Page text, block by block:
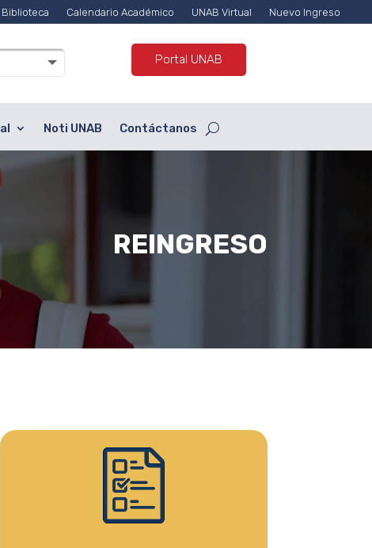
Biblioteca Calendario Académico UNAB Virtual Nuevo Ingreso
Portal UNAB
Noti UNAB Contáctanos
REINGRESO